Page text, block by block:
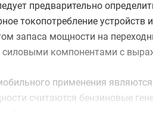
предварительно
токопотребление
запаса мощности на
компонентами с
применения
считаются бензиновые
с синхронными